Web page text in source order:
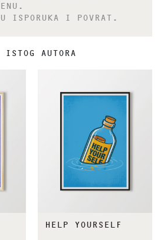
ISPORUKA I POVRAT.
ISTOG AUTORA
HELP YOURSELF